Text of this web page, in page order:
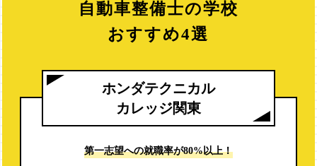
金沢科学技術大学校
愛知自動車整備専門学校
赤門自動車整備大学校
松本情報工科専門学校
WiZ 国際情報工科自動車大学校
自動車整備士の学校
おすすめ4選
ホンダテクニカル
カレッジ関東
第一志望への就職率が80%以上！